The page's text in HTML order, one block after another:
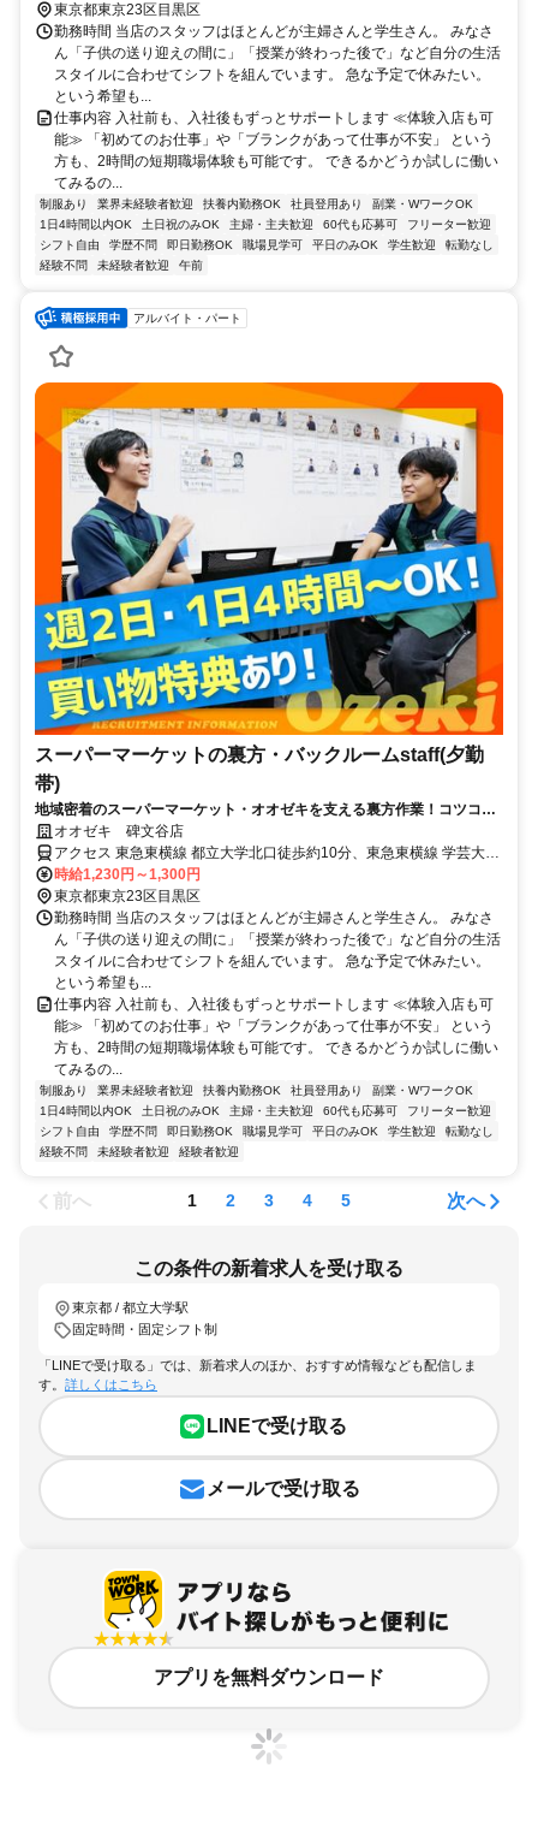
東京都東京23区目黒区
勤務時間 当店のスタッフはほとんどが主婦さんと学生さん。 みなさ
ん「子供の送り迎えの間に」「授業が終わった後で」など自分の生活
スタイルに合わせてシフトを組んでいます。 急な予定で休みたい。
という希望も...
仕事内容 入社前も、入社後もずっとサポートします ≪体験入店も可
能≫ 「初めてのお仕事」や「ブランクがあって仕事が不安」 という
方も、2時間の短期職場体験も可能です。 できるかどうか試しに働い
てみるの...
制服あり 業界未経験者歓迎 扶養内勤務OK 社員登用あり
副業・WワークOK
1日4時間以内OK
土日祝のみOK 主婦・主夫歓迎 60代も応募可
フリーター歓迎
シフト自由
学歴不問 即日勤務OK 職場見学可 平日のみOK 学生歓迎
転勤なし
経験不問
未経験者歓迎 午前
アルバイト・パート
スーパーマーケットの裏方・バックルームstaff(夕勤
帯)
地域密着のスーパーマーケット・オオゼキを支える裏方作業！コツコ
ツ・モクモク、安心して働きたい方に！
オオゼキ 碑文谷店
アクセス 東急東横線 都立大学北口徒歩約10分、東急東横線 学芸大学
東口徒歩約12分、東急目黒線 大岡山北口徒歩約22分
時給1,230円～1,300円
東京都東京23区目黒区
勤務時間 当店のスタッフはほとんどが主婦さんと学生さん。 みなさ
ん「子供の送り迎えの間に」「授業が終わった後で」など自分の生活
スタイルに合わせてシフトを組んでいます。 急な予定で休みたい。
という希望も...
仕事内容 入社前も、入社後もずっとサポートします ≪体験入店も可
能≫ 「初めてのお仕事」や「ブランクがあって仕事が不安」 という
方も、2時間の短期職場体験も可能です。 できるかどうか試しに働い
てみるの...
制服あり 業界未経験者歓迎 扶養内勤務OK 社員登用あり
副業・WワークOK
1日4時間以内OK
土日祝のみOK 主婦・主夫歓迎 60代も応募可
フリーター歓迎
シフト自由
学歴不問 即日勤務OK 職場見学可 平日のみOK 学生歓迎
転勤なし
経験不問
未経験者歓迎 経験者歓迎
前へ 1 2 3 4 5 次へ
この条件の新着求人を受け取る
東京都 / 都立大学駅
固定時間・固定シフト制
「LINEで受け取る」では、新着求人のほか、おすすめ情報なども配信しま
す。 詳しくはこちら
LINEで受け取る
メールで受け取る
アプリを無料ダウンロード